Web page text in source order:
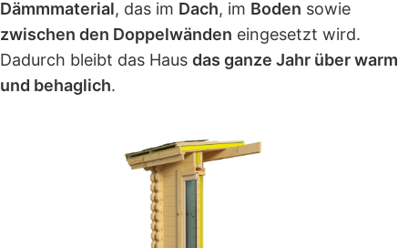
Dämmmaterial, das im Dach, im Boden sowie
zwischen den Doppelwänden eingesetzt wird.
Dadurch bleibt das Haus das ganze Jahr über warm
und behaglich.